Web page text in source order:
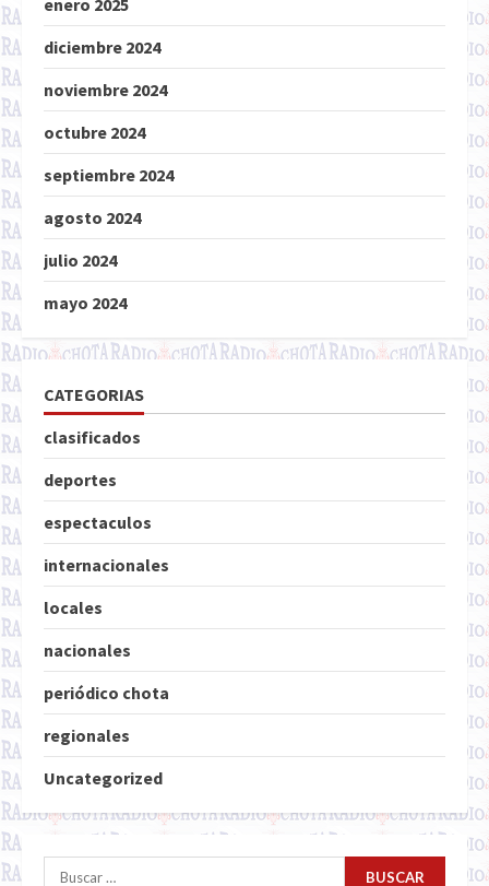
enero 2025
diciembre 2024
noviembre 2024
octubre 2024
septiembre 2024
agosto 2024
julio 2024
mayo 2024
CATEGORIAS
clasificados
deportes
espectaculos
internacionales
locales
nacionales
periódico chota
regionales
Uncategorized
Buscar: